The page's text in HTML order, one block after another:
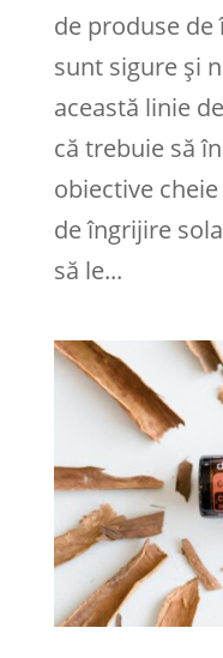
de produse
sunt sigure și
această linie
că trebuie să
obiective
de îngrijire
să le...